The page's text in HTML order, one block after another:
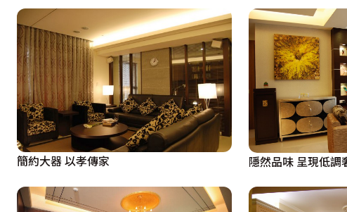
客廳與書房的隔間牆。
視線穿透隔間，客、餐廳與書房成為視覺上的開放空間，書房
相對的收納櫃體，左右兩側下方的矮櫃可開啟整理主機線路，不
加大了空間靈活性。對應入廚房空間，為克服油煙困擾，特以門
櫃右側則延續玄關展示架手法，中間以裂花玻璃作出隱約的區隔感
為了減少走道區的封閉性，設計師王本楷利用客房一部分空間
中有著財位安排，旋轉氣場的寓意。走道上，客浴門屏除傳統通風
簡約大器 以孝傳家 隱然品味 呈現低調